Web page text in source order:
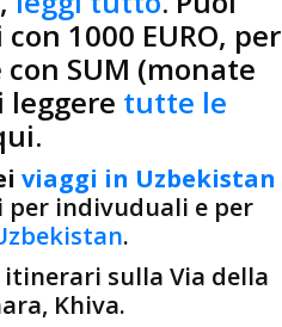
1000 EURO, per
SUM (monate
leggere tutte le
viaggi in Uzbekistan
per indivuduali e per
.
itinerari sulla Via della
Khiva.